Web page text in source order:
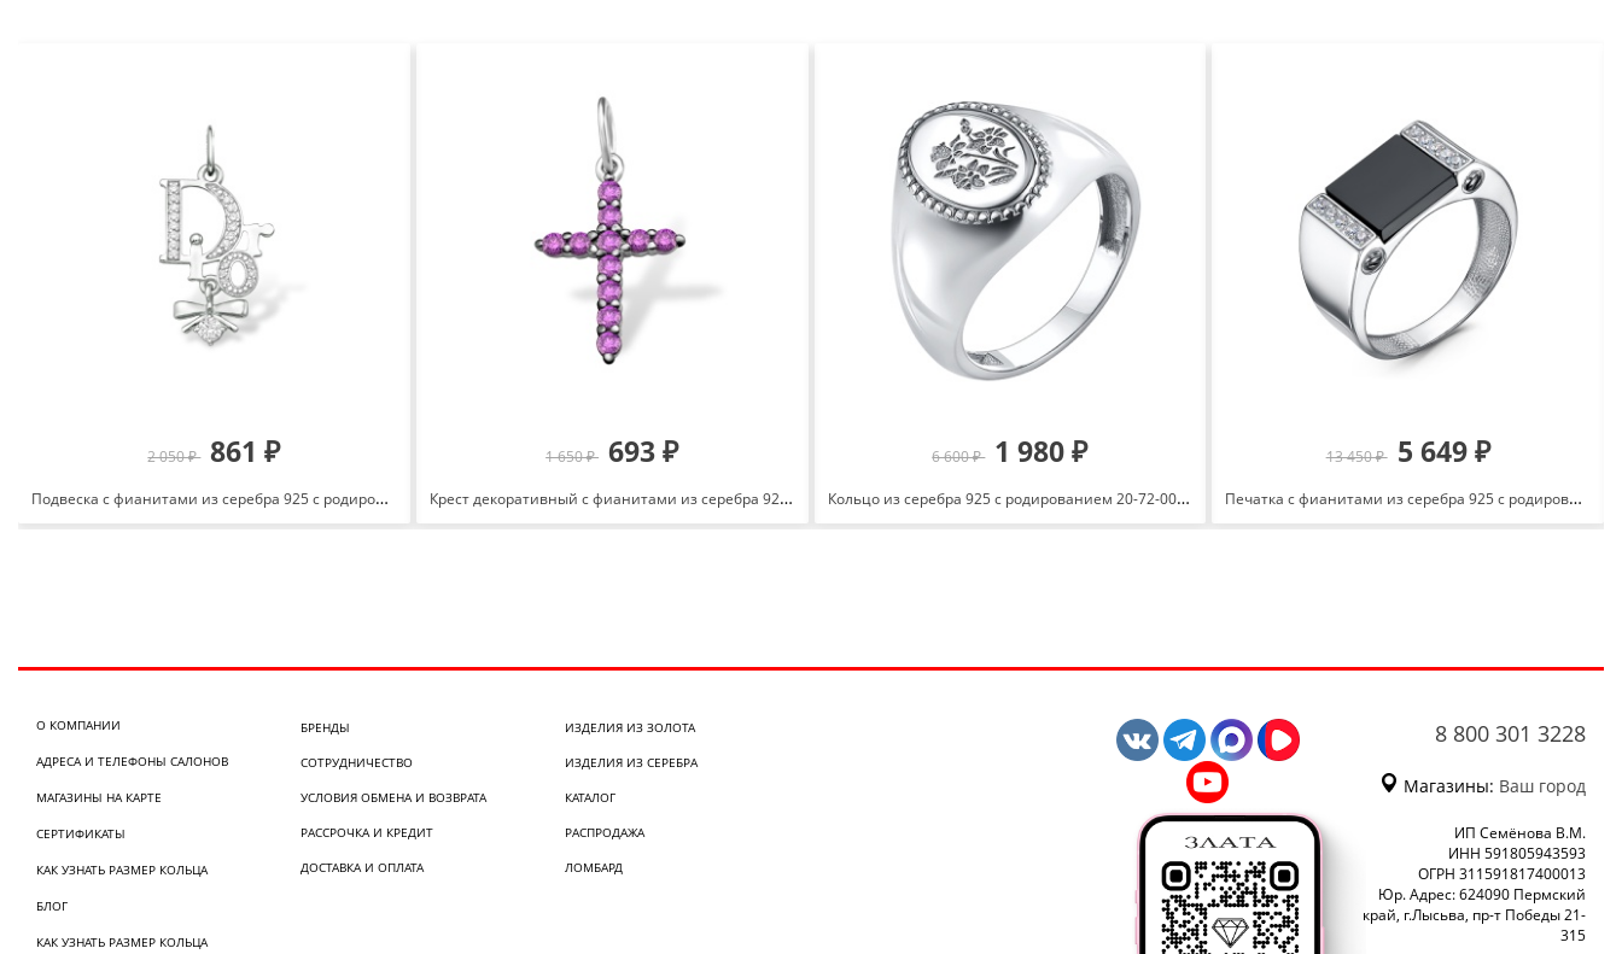
2 050 ₽ 861 ₽
Подвеска с фианитами из серебра 925 с родированием 13100110786-501
1 650 ₽ 693 ₽
Крест декоративный с фианитами из серебра 925 с родированием 1310069451-504
6 600 ₽ 1 980 ₽
Кольцо из серебра 925 с родированием 20-72-0000-10874
13 450 ₽ 5 649 ₽
Печатка с фианитами из серебра 925 с родированием с0403096
О КОМПАНИИ
АДРЕСА И ТЕЛЕФОНЫ САЛОНОВ
МАГАЗИНЫ НА КАРТЕ
СЕРТИФИКАТЫ
КАК УЗНАТЬ РАЗМЕР КОЛЬЦА
БЛОГ
КАК УЗНАТЬ РАЗМЕР КОЛЬЦА
БРЕНДЫ
СОТРУДНИЧЕСТВО
УСЛОВИЯ ОБМЕНА И ВОЗВРАТА
РАССРОЧКА И КРЕДИТ
ДОСТАВКА И ОПЛАТА
ИЗДЕЛИЯ ИЗ ЗОЛОТА
ИЗДЕЛИЯ ИЗ СЕРЕБРА
КАТАЛОГ
РАСПРОДАЖА
ЛОМБАРД
8 800 301 3228
Магазины: Ваш город
ИП Семёнова В.М.
ИНН 591805943593
ОГРН 311591817400013
Юр. Адрес: 624090 Пермский
край, г.Лысьва, пр-т Победы 21-
315